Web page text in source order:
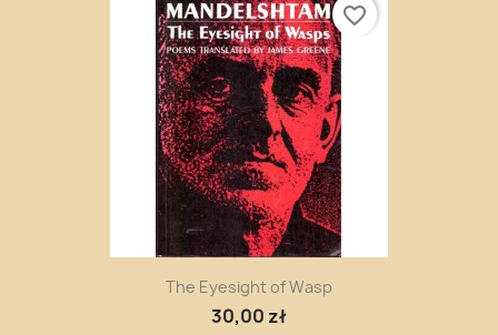
The Eyesight of Wasp
30,00 zł
favorite_border